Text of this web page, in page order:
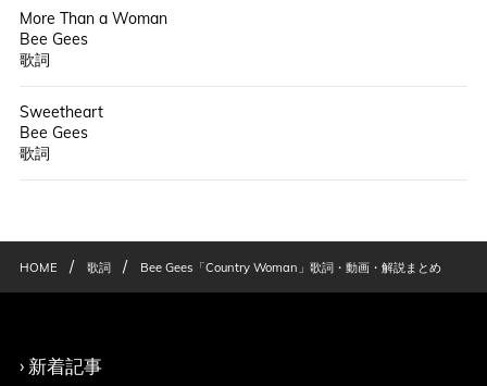
More Than a Woman
Bee Gees
歌詞
Sweetheart
Bee Gees
歌詞
HOME / 歌詞 / Bee Gees「Country Woman」歌詞・動画・解説まとめ
新着記事